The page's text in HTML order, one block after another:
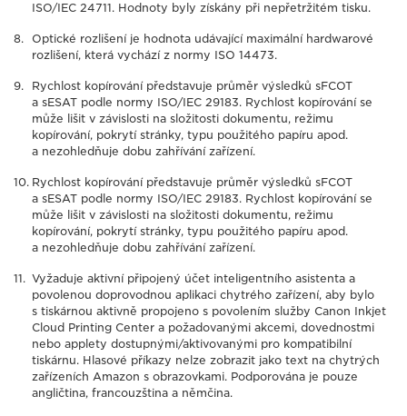
ISO/IEC 24711. Hodnoty byly získány při nepřetržitém tisku.
Optické rozlišení je hodnota udávající maximální hardwarové
rozlišení, která vychází z normy ISO 14473.
Rychlost kopírování představuje průměr výsledků sFCOT
a sESAT podle normy ISO/IEC 29183. Rychlost kopírování se
může lišit v závislosti na složitosti dokumentu, režimu
kopírování, pokrytí stránky, typu použitého papíru apod.
a nezohledňuje dobu zahřívání zařízení.
Rychlost kopírování představuje průměr výsledků sFCOT
a sESAT podle normy ISO/IEC 29183. Rychlost kopírování se
může lišit v závislosti na složitosti dokumentu, režimu
kopírování, pokrytí stránky, typu použitého papíru apod.
a nezohledňuje dobu zahřívání zařízení.
Vyžaduje aktivní připojený účet inteligentního asistenta a
povolenou doprovodnou aplikaci chytrého zařízení, aby bylo
s tiskárnou aktivně propojeno s povolením služby Canon Inkjet
Cloud Printing Center a požadovanými akcemi, dovednostmi
nebo applety dostupnými/aktivovanými pro kompatibilní
tiskárnu. Hlasové příkazy nelze zobrazit jako text na chytrých
zařízeních Amazon s obrazovkami. Podporována je pouze
angličtina, francouzština a němčina.